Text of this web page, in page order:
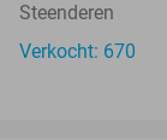
Steenderen
Verkocht: 670